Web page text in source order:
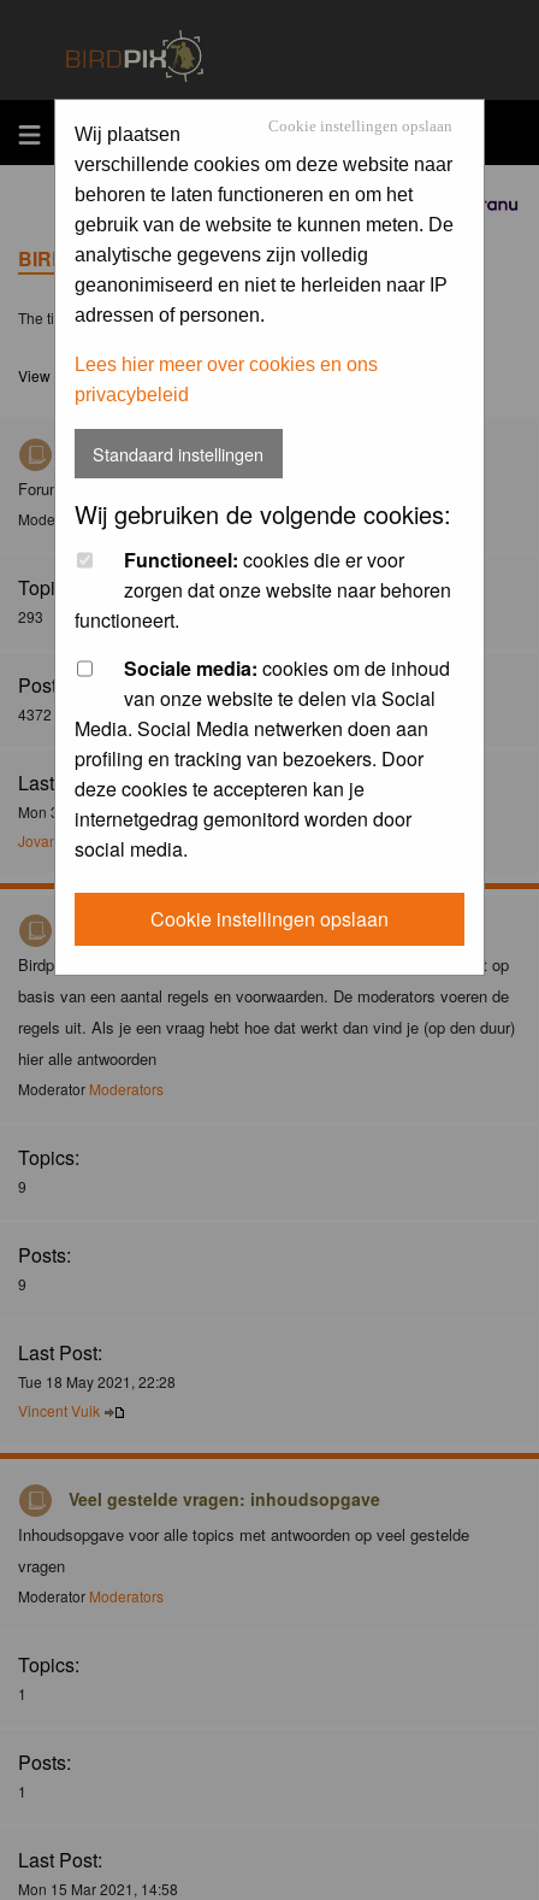
MENU
Sponsored by
Cookie instellingen opslaan
Wij plaatsen
verschillende cookies om deze website naar
behoren te laten functioneren en om het
gebruik van de website te kunnen meten. De
analytische gegevens zijn volledig
geanonimiseerd en niet te herleiden naar IP
adressen of personen.
Lees hier meer over cookies en ons
privacybeleid
Standaard instellingen
Wij gebruiken de volgende cookies:
Functioneel: cookies die er voor
zorgen dat onze website naar behoren
functioneert.
Sociale media: cookies om de inhoud
van onze website te delen via Social
Media. Social Media netwerken doen aan
profiling en tracking van bezoekers. Door
deze cookies te accepteren kan je
internetgedrag gemonitord worden door
social media.
Cookie instellingen opslaan
BIRDPIX.NL FORUM INDEX
The time now is Sun 09 Aug 2026, 13:06
View unanswered posts
Nieuws
Forum met nieuwsberichten over Birdpix
ModeratorModerators
Topics:
293
Posts:
4372
Last Post:
Mon 30 Dec 2024, 21:02
Jovanzo
Birdpix spelregels
Birdpix is niet zomaar een foto-site. Het plaatsen van foto's gebeurt op
basis van een aantal regels en voorwaarden. De moderators voeren de
regels uit. Als je een vraag hebt hoe dat werkt dan vind je (op den duur)
hier alle antwoorden
Moderator Moderators
Topics:
9
Posts:
9
Last Post:
Tue 18 May 2021, 22:28
Vincent Vuik
Veel gestelde vragen: inhoudsopgave
Inhoudsopgave voor alle topics met antwoorden op veel gestelde
vragen
Moderator Moderators
Topics:
1
Posts:
1
Last Post:
Mon 15 Mar 2021, 14:58